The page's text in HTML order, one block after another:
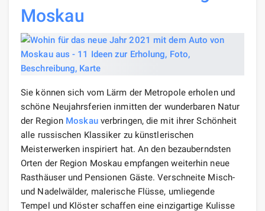
Moskau
Sie können sich vom Lärm der Metropole erholen und
schöne Neujahrsferien inmitten der wunderbaren Natur
der Region Moskauverbringen, die mit ihrer Schönheit
alle russischen Klassiker zu künstlerischen
Meisterwerken inspiriert hat. An den bezauberndsten
Orten der Region Moskau empfangen weiterhin neue
Rasthäuser und Pensionen Gäste. Verschneite Misch-
und Nadelwälder, malerische Flüsse, umliegende
Tempel und Klöster schaffen eine einzigartige Kulisse